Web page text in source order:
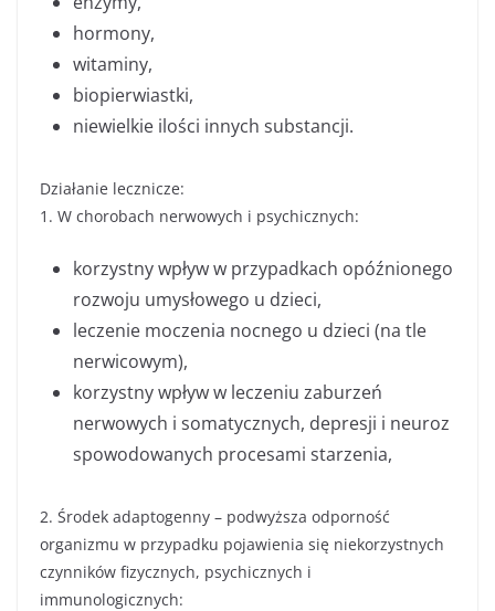
hormony,
witaminy,
biopierwiastki,
niewielkie ilości innych substancji.
Działanie lecznicze:
1. W chorobach nerwowych i psychicznych:
korzystny wpływ w przypadkach opóźnionego
rozwoju umysłowego u dzieci,
leczenie moczenia nocnego u dzieci (na tle
nerwicowym),
korzystny wpływ w leczeniu zaburzeń
nerwowych i somatycznych, depresji i neuroz
spowodowanych procesami starzenia,
2. Środek adaptogenny – podwyższa odporność
organizmu w przypadku pojawienia się niekorzystnych
czynników fizycznych, psychicznych i
immunologicznych: